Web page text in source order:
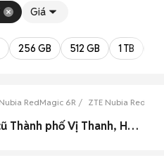
Giá
256 GB 512 GB 1 TB
RedMagic 6R ZTE Nubia
0 Zte Nubia Redmagic 6r cũ Thành phố Vị Thanh, Hậu Giang đẹp